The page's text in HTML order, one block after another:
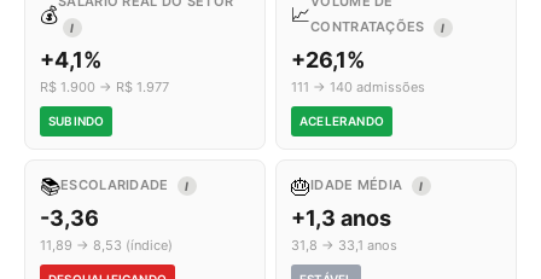
💰
I
+4,1%
R$ 1.900 → R$ 1.977
SUBINDO
📈CONTRATAÇÕES
I
+26,1%
111 → 140 admissões
ACELERANDO
📚ESCOLARIDADE I
-3,36
11,89 → 8,53 (índice)
🎂IDADE MÉDIA I
+1,3 anos
31,8 → 33,1 anos